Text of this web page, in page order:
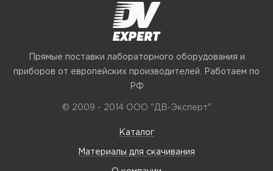
Прямые поставки лабораторного оборудования и
приборов от европейских производителей. Работаем по
РФ
© 2009 - 2014 ООО "ДВ-Эксперт"
Каталог
Материалы для скачивания